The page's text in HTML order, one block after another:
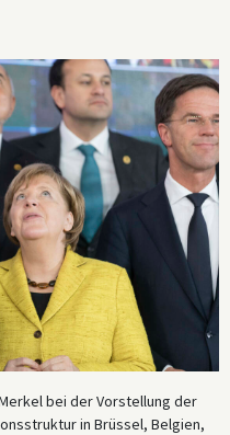
bei der Vorstellung der
in Brüssel, Belgien,